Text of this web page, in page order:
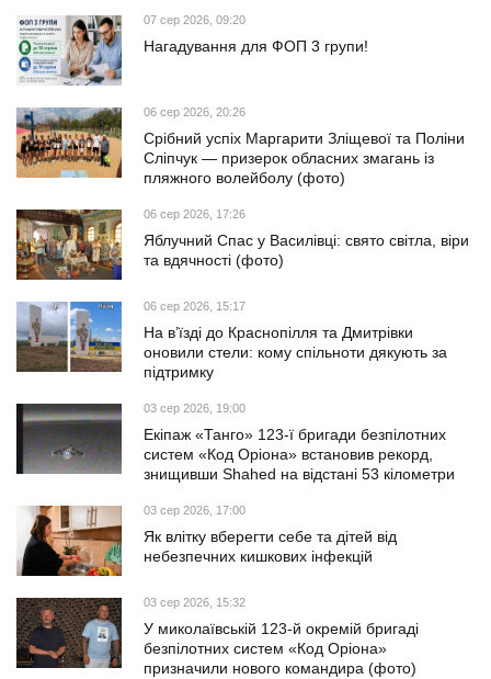
07 сер 2026, 09:20
Нагадування для ФОП 3 групи!
06 сер 2026, 20:26
Срібний успіх Маргарити Зліщевої та Поліни
Сліпчук — призерок обласних змагань із
пляжного волейболу (фото)
06 сер 2026, 17:26
Яблучний Спас у Василівці: свято світла, віри
та вдячності (фото)
06 сер 2026, 15:17
На в’їзді до Краснопілля та Дмитрівки
оновили стели: кому спільноти дякують за
підтримку
03 сер 2026, 19:00
Екіпаж «Танго» 123-ї бригади безпілотних
систем «Код Оріона» встановив рекорд,
знищивши Shahed на відстані 53 кілометри
03 сер 2026, 17:00
Як влітку вберегти себе та дітей від
небезпечних кишкових інфекцій
03 сер 2026, 15:32
У миколаївській 123-й окремій бригаді
безпілотних систем «Код Оріона»
призначили нового командира (фото)